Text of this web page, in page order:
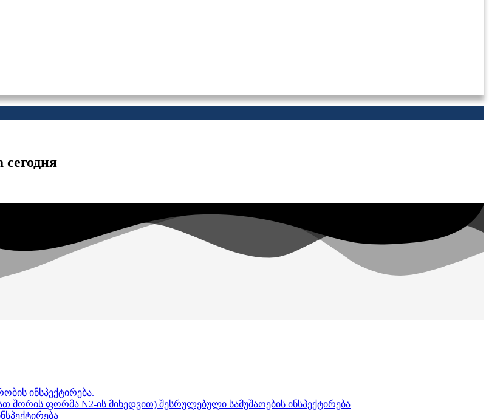
ინსპექტირება.
შორის ფორმა N2-ის მიხედვით) შესრულებული სამუშაოების ინსპექტირება